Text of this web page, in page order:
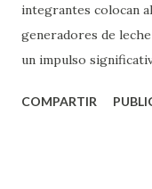
integrantes colocan
generadores de
un impulso
muestra de su
COMPARTIR